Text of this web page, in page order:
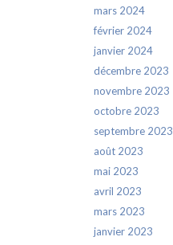
mars 2024
février 2024
janvier 2024
décembre 2023
novembre 2023
octobre 2023
septembre 2023
août 2023
mai 2023
avril 2023
mars 2023
janvier 2023